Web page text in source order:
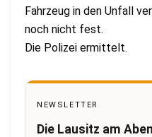
Fahrzeug in den Unfall
noch nicht fest.
Die Polizei ermittelt.
NEWSLETTER
Die Lausitz am